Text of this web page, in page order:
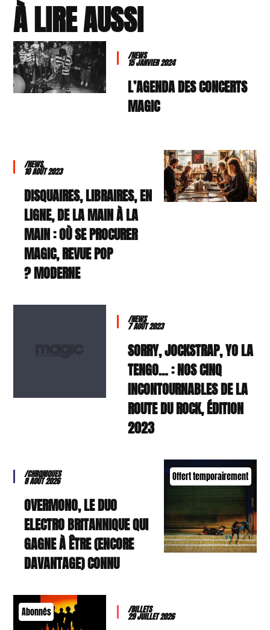
À LIRE AUSSI
/NEWS
15 JANVIER 2024
L’AGENDA DES CONCERTS
MAGIC
/NEWS
10 AOÛT 2023
DISQUAIRES, LIBRAIRES, EN
LIGNE, DE LA MAIN À LA
MAIN : OÙ SE PROCURER
MAGIC, REVUE POP
MODERNE ?
/NEWS
7 AOÛT 2023
SORRY, JOCKSTRAP, YO LA
TENGO… : NOS CINQ
INCONTOURNABLES DE LA
ROUTE DU ROCK, ÉDITION
2023
Offert temporairement
/CHRONIQUES
8 AOÛT 2026
OVERMONO, LE DUO
ELECTRO BRITANNIQUE QUI
GAGNE À ÊTRE (ENCORE
DAVANTAGE) CONNU
Abonnés /BILLETS
29 JUILLET 2026